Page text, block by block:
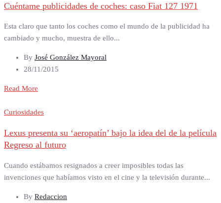
Cuéntame publicidades de coches: caso Fiat 127 1971
Esta claro que tanto los coches como el mundo de la publicidad ha
cambiado y mucho, muestra de ello...
By José González Mayoral
28/11/2015
Read More
Curiosidades
Lexus presenta su ‘aeropatín’ bajo la idea del de la película
Regreso al futuro
Cuando estábamos resignados a creer imposibles todas las
invenciones que habíamos visto en el cine y la televisión durante...
By Redaccion